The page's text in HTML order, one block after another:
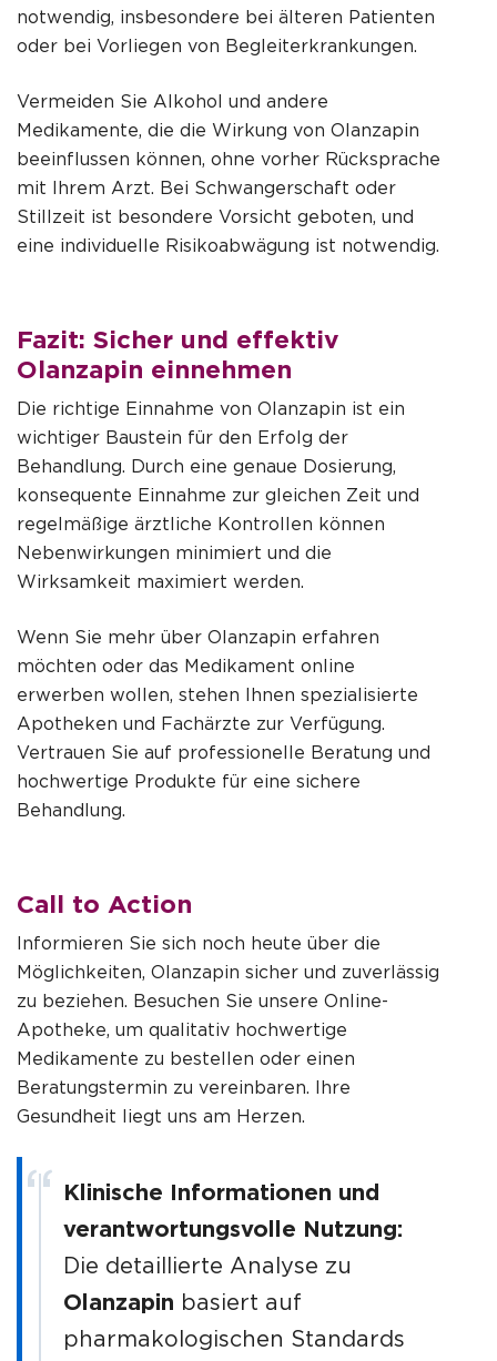
notwendig, insbesondere bei älteren Patienten
oder bei Vorliegen von Begleiterkrankungen.
Vermeiden Sie Alkohol und andere
Medikamente, die die Wirkung von Olanzapin
beeinflussen können, ohne vorher Rücksprache
mit Ihrem Arzt. Bei Schwangerschaft oder
Stillzeit ist besondere Vorsicht geboten, und
eine individuelle Risikoabwägung ist notwendig.
Fazit: Sicher und effektiv
Olanzapin einnehmen
Die richtige Einnahme von Olanzapin ist ein
wichtiger Baustein für den Erfolg der
Behandlung. Durch eine genaue Dosierung,
konsequente Einnahme zur gleichen Zeit und
regelmäßige ärztliche Kontrollen können
Nebenwirkungen minimiert und die
Wirksamkeit maximiert werden.
Wenn Sie mehr über Olanzapin erfahren
möchten oder das Medikament online
erwerben wollen, stehen Ihnen spezialisierte
Apotheken und Fachärzte zur Verfügung.
Vertrauen Sie auf professionelle Beratung und
hochwertige Produkte für eine sichere
Behandlung.
Call to Action
Informieren Sie sich noch heute über die
Möglichkeiten, Olanzapin sicher und zuverlässig
zu beziehen. Besuchen Sie unsere Online-
Apotheke, um qualitativ hochwertige
Medikamente zu bestellen oder einen
Beratungstermin zu vereinbaren. Ihre
Gesundheit liegt uns am Herzen.
Klinische Informationen und
verantwortungsvolle Nutzung:
Die detaillierte Analyse zu
Olanzapin basiert auf
pharmakologischen Standards